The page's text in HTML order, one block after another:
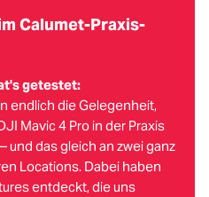
Calumet-Praxis-
getestet:
endlich die Gelegenheit,
Mavic 4 Pro in der Praxis
und das gleich an zwei ganz
Locations. Dabei haben
entdeckt, die uns